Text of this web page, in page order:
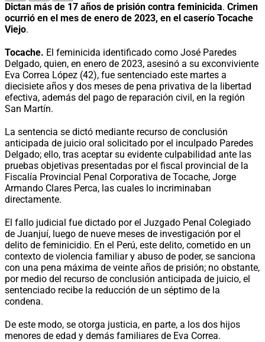
Dictan más de 17 años de prisión contra feminicida. Crimen
ocurrió en el mes de enero de 2023, en el caserío Tocache
Viejo.
Tocache. El feminicida identificado como José Paredes
Delgado, quien, en enero de 2023, asesinó a su exconviviente
Eva Correa López (42), fue sentenciado este martes a
diecisiete años y dos meses de pena privativa de la libertad
efectiva, además del pago de reparación civil, en la región
San Martín.
La sentencia se dictó mediante recurso de conclusión
anticipada de juicio oral solicitado por el inculpado Paredes
Delgado; ello, tras aceptar su evidente culpabilidad ante las
pruebas objetivas presentadas por el fiscal provincial de la
Fiscalía Provincial Penal Corporativa de Tocache, Jorge
Armando Clares Perca, las cuales lo incriminaban
directamente.
El fallo judicial fue dictado por el Juzgado Penal Colegiado
de Juanjuí, luego de nueve meses de investigación por el
delito de feminicidio. En el Perú, este delito, cometido en un
contexto de violencia familiar y abuso de poder, se sanciona
con una pena máxima de veinte años de prisión; no obstante,
por medio del recurso de conclusión anticipada de juicio, el
sentenciado recibe la reducción de un séptimo de la
condena.
De este modo, se otorga justicia, en parte, a los dos hijos
menores de edad y demás familiares de Eva Correa.